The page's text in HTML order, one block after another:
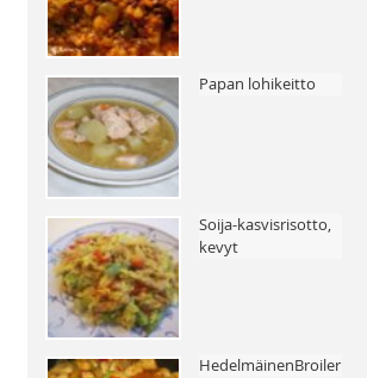
Papan lohikeitto
Soija-kasvisrisotto,
kevyt
HedelmäinenBroileripata